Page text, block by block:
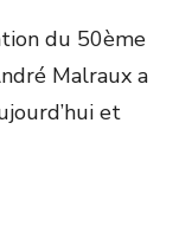
du 50ème
Malraux a
et